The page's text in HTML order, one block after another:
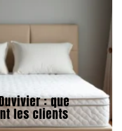
: que
les clients